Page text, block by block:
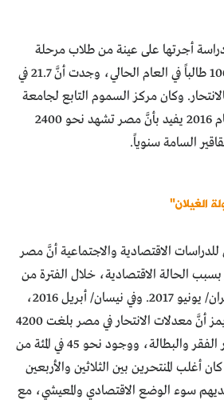
أجرتها على عينة من طلاب مرحلة
الثانوية العامة بلغت 10638 طالباً في العام الحالي، وجدت أنَّ 21.7 في
وكان مركز السموم التابع لجامعة
القاهرة قد أصدر تقريراً عام 2016 يفيد بأنَّ مصر تشهد نحو 2400
السامة سنوياً.
الغيلان"
الاقتصادية والاجتماعية أنَّ مصر
انتحار بسبب الحالة الاقتصادية، خلال الفترة من
آذار/ مارس 2016 إلى حزيران/ يونيو 2017. وفي نيسان/ أبريل 2016،
أكدت صحيفة نيويورك تايمز أنَّ معدلات الانتحار في مصر بلغت 4200
حالة سنوياً، في ظل انتشار الفقر والبطالة، ووجود نحو 45 في المئة من
أغلب المنتحرين بين الثلاثين والأربعين
سوء الوضع الاقتصادي والمعيشي، مع